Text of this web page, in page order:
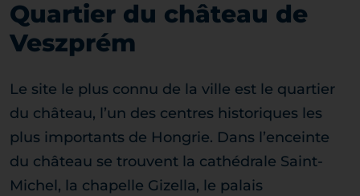
Quartier du château de
Veszprém
Le site le plus connu de la ville est le quartier
du château, l’un des centres historiques les
plus importants de Hongrie. Dans l’enceinte
du château se trouvent la cathédrale Saint-
Michel, la chapelle Gizella, le palais